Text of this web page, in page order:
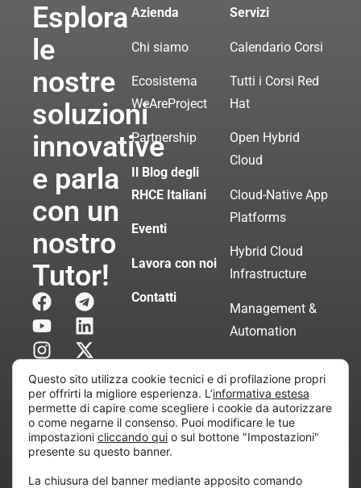
Esplora
le
nostre
soluzioni
innovative
e parla
con un
nostro
Tutor!
Azienda
Chi siamo
Ecosistema
WeAreProject
Partnership
Il Blog degli
RHCE Italiani
Eventi
Lavora con noi
Contatti
Servizi
Calendario Corsi
Tutti i Corsi Red
Hat
Open Hybrid
Cloud
Cloud-Native App
Platforms
Hybrid Cloud
Infrastructure
Management &
Automation
Servizi di
Consulenza
Certificata
all’attività di direzione e coordinamento di “Project
Questo sito utilizza cookie tecnici e di profilazione propri
per offrirti la migliore esperienza. L’informativa estesa
permette di capire come scegliere i cookie da autorizzare
o come negarne il consenso. Puoi modificare le tue
impostazioni cliccando qui o sul bottone "Impostazioni"
presente su questo banner.
La chiusura del banner mediante apposito comando